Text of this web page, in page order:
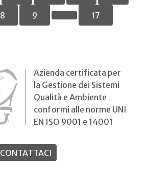
8 9 17
Azienda certificata per
la Gestione dei Sistemi
Qualità e Ambiente
conformi alle norme UNI
EN ISO 9001 e 14001
CONTATTACI